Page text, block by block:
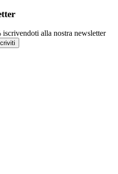
alla nostra newsletter